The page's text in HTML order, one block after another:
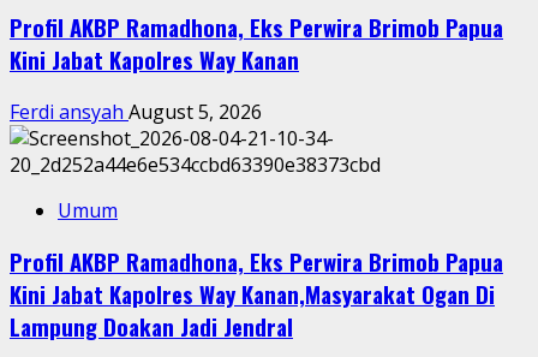
Profil AKBP Ramadhona, Eks Perwira Brimob Papua
Kini Jabat Kapolres Way Kanan
Ferdi ansyah August 5, 2026
Umum
Profil AKBP Ramadhona, Eks Perwira Brimob Papua
Kini Jabat Kapolres Way Kanan,Masyarakat Ogan Di
Lampung Doakan Jadi Jendral